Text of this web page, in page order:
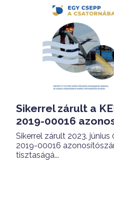
Sikerrel zárult a
2019-00016
Sikerrel zárult 2023.
2019-00016
tisztaságá...